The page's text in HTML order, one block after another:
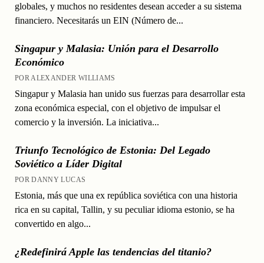
globales, y muchos no residentes desean acceder a su sistema
financiero. Necesitarás un EIN (Número de...
Singapur y Malasia: Unión para el Desarrollo
Económico
POR ALEXANDER WILLIAMS
Singapur y Malasia han unido sus fuerzas para desarrollar esta
zona económica especial, con el objetivo de impulsar el
comercio y la inversión. La iniciativa...
Triunfo Tecnológico de Estonia: Del Legado
Soviético a Líder Digital
POR DANNY LUCAS
Estonia, más que una ex república soviética con una historia
rica en su capital, Tallin, y su peculiar idioma estonio, se ha
convertido en algo...
¿Redefinirá Apple las tendencias del titanio?